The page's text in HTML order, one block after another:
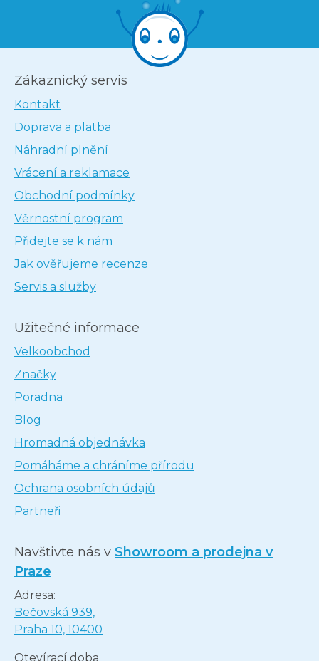
Zákaznický servis
Kontakt
Doprava a platba
Náhradní plnění
Vrácení a reklamace
Obchodní podmínky
Věrnostní program
Přidejte se k nám
Jak ověřujeme recenze
Servis a služby
Užitečné informace
Velkoobchod
Značky
Poradna
Blog
Hromadná objednávka
Pomáháme a chráníme přírodu
Ochrana osobních údajů
Partneři
Navštivte nás v Showroom a prodejna v
Praze
Adresa:
Bečovská 939,
Praha 10, 10400
Otevírací doba